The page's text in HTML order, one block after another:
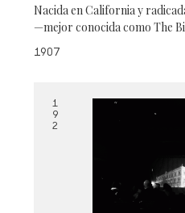
Nacida en California y
—mejor conocida como The
1907
1
9
2